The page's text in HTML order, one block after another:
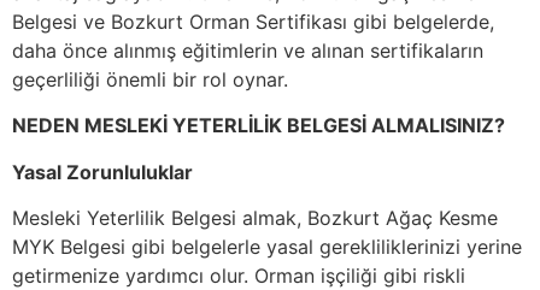
Belgesi ve Bozkurt Orman Sertifikası gibi belgelerde,
daha önce alınmış eğitimlerin ve alınan sertifikaların
geçerliliği önemli bir rol oynar.
NEDEN MESLEKİ YETERLİLİK BELGESİ ALMALISINIZ?
Yasal Zorunluluklar
Mesleki Yeterlilik Belgesi almak, Bozkurt Ağaç Kesme
MYK Belgesi gibi belgelerle yasal gerekliliklerinizi yerine
getirmenize yardımcı olur. Orman işçiliği gibi riskli